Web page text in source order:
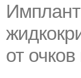
от очков